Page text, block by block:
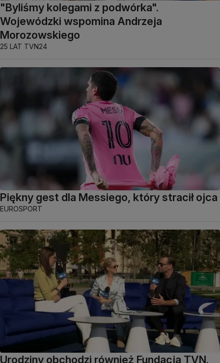
"Byliśmy kolegami z podwórka".
Wojewódzki wspomina Andrzeja
Morozowskiego
25 LAT TVN24
Piękny gest dla Messiego, który stracił ojca
EUROSPORT
Urodziny obchodzi również Fundacja TVN.